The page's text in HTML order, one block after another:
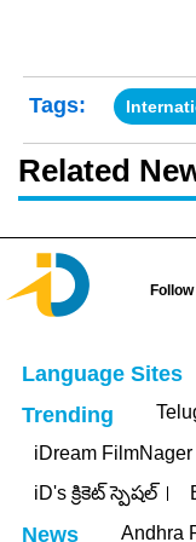
Tags:
Related
Language Sites
Trending
iDream FilmNager
iD's క్రికెట్ స్పెషల్
News Andhra